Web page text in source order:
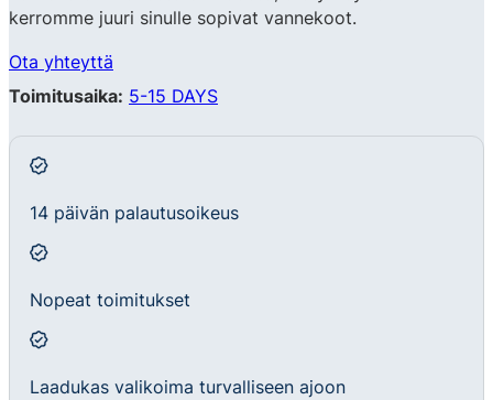
kerromme juuri sinulle sopivat vannekoot.
Ota yhteyttä
Toimitusaika: 5-15 DAYS
14 päivän palautusoikeus
Nopeat toimitukset
Laadukas valikoima turvalliseen ajoon